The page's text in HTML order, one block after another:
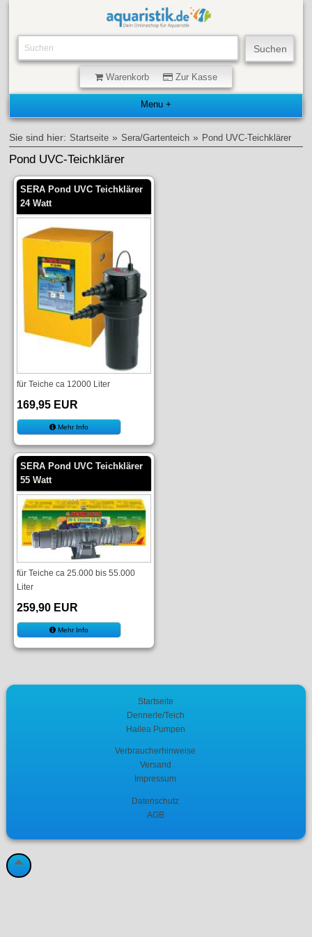
Warenkorb Zur Kasse
Sie sind hier: Startseite » Sera/Gartenteich » Pond UVC-Teichklärer
Pond UVC-Teichklärer
SERA Pond UVC Teichklärer
24 Watt
für Teiche ca 12000 Liter
169,95 EUR
Mehr Info
SERA Pond UVC Teichklärer
55 Watt
für Teiche ca 25.000 bis 55.000
Liter
259,90 EUR
Mehr Info
Startseite
Dennerle/Teich
Hailea Pumpen
Verbraucherhinweise
Versand
Impressum
Datenschutz
AGB